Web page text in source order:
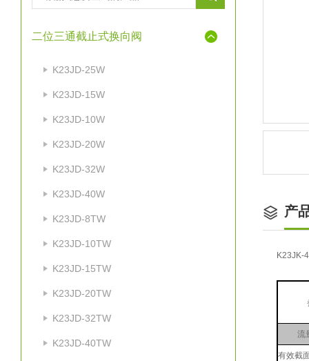
二位三通截止式换向阀
K23JD-25W
K23JD-15W
K23JD-10W
K23JD-20W
K23JD-32W
K23JD-40W
K23JD-8TW
K23JD-10TW
K23JD-15TW
K23JD-20TW
K23JD-32TW
K23JD-40TW
产
K23JK-
流
有效截